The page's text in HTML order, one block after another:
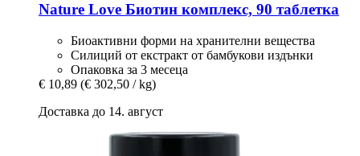
Nature Love Биотин комплекс, 90 таблетка
Биоактивни форми на хранителни вещества
Силиций от екстракт от бамбукови издънки
Опаковка за 3 месеца
€ 10,89 (€ 302,50 / kg)
Доставка до 14. август